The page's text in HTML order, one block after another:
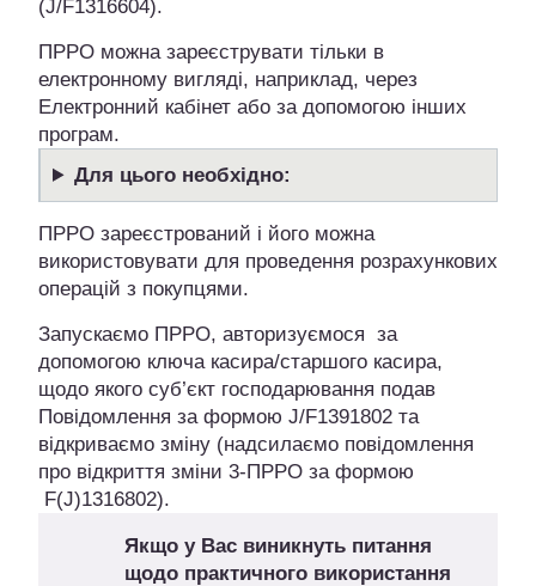
(J/F1316604).
ПРРО можна зареєструвати тільки в
електронному вигляді, наприклад, через
Електронний кабінет або за допомогою інших
програм.
Для цього необхідно:
ПРРО зареєстрований і його можна
використовувати для проведення розрахункових
операцій з покупцями.
Запускаємо ПРРО, авторизуємося за
допомогою ключа касира/старшого касира,
щодо якого суб’єкт господарювання подав
Повідомлення за формою J/F1391802 та
відкриваємо зміну (надсилаємо повідомлення
про відкриття зміни 3-ПРРО за формою
F(J)1316802).
Якщо у Вас виникнуть питання
щодо практичного використання